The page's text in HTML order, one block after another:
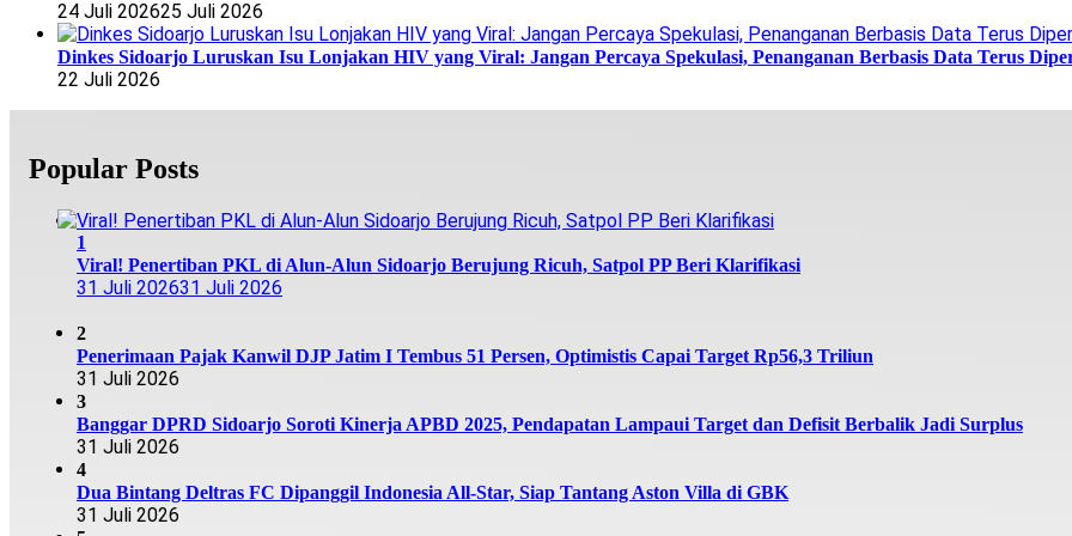
24 Juli 202625 Juli 2026
Dinkes Sidoarjo Luruskan Isu Lonjakan HIV yang Viral: Jangan Percaya Spekulasi, Penanganan Berbasis Data Terus
22 Juli 2026
Popular Posts
1
Viral! Penertiban PKL di Alun-Alun Sidoarjo Berujung Ricuh, Satpol PP Beri Klarifikasi
31 Juli 202631 Juli 2026
2
Penerimaan Pajak Kanwil DJP Jatim I Tembus 51 Persen, Optimistis Capai Target Rp56,3 Triliun
31 Juli 2026
3
Banggar DPRD Sidoarjo Soroti Kinerja APBD 2025, Pendapatan Lampaui Target dan Defisit Berbalik Jadi Surplus
31 Juli 2026
4
Dua Bintang Deltras FC Dipanggil Indonesia All-Star, Siap Tantang Aston Villa di GBK
31 Juli 2026